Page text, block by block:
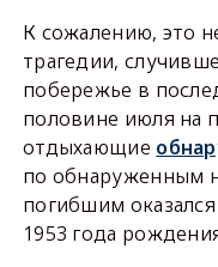
К сожалению, это
трагедии,
побережье в
половине июля на
отдыхающие
по обнаруженным
погибшим
1953 года